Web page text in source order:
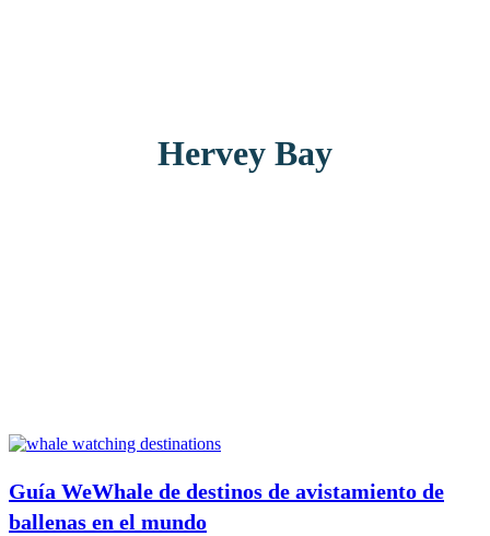
Hervey Bay
Guía WeWhale de destinos de avistamiento de
ballenas en el mundo